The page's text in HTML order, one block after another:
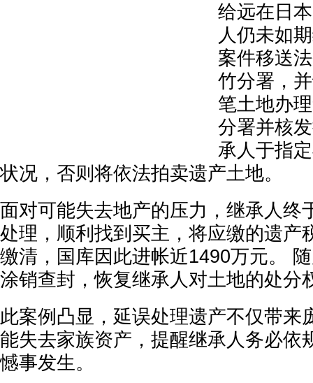
给远在日
人仍未如
案件移送
竹分署，
笔土地办
分署并核
承人于指
状况，否则将依法拍卖遗产土地。
面对可能失去地产的压力，继承人终
处理，顺利找到买主，将应缴的遗产
缴清，国库因此进帐近1490万元。
涂销查封，恢复继承人对土地的处分
此案例凸显，延误处理遗产不仅带来
能失去家族资产，提醒继承人务必依
憾事发生。